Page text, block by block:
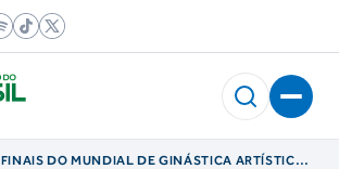
FINAIS DO MUNDIAL DE GINÁSTICA ARTÍSTICA